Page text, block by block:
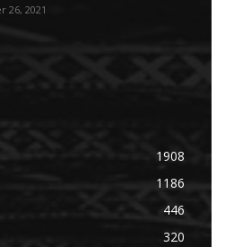
26, 2021
1908
1186
446
320